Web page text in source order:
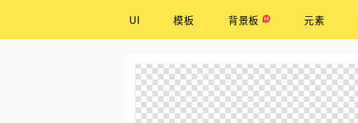
UI 模板 背景板 元素